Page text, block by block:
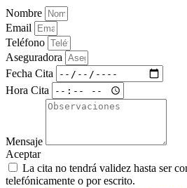
Nombre
Email
Teléfono
Aseguradora
Fecha Cita
Hora Cita
Mensaje
Aceptar
La cita no tendrá validez hasta ser
telefónicamente o por escrito.